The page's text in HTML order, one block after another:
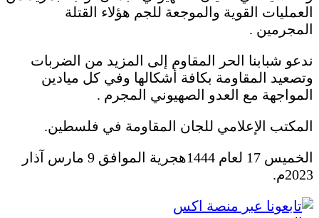
العمليات القوية والموجعة للجم هؤلاء القتلة
المجرمين .
ندعو شبابنا الحر المقاوم إلى المزيد من الضربات
وتصعيد المقاومة بكافة أشكالها وفي كل ميادين
المواجهة مع العدو الصهيوني المجرم .
المكتب الإعلامي للجان المقاومة في فلسطين.
الخميس 17 لعام 1444هجرية الموافق 9 مارس آذار
2023م.